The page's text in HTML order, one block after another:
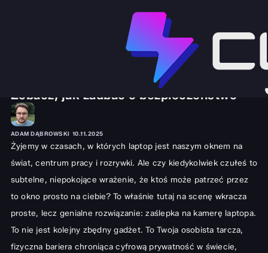
Jaka zaślepka na kamerę laptopa?
Zobacz, jak zadbać o bezpieczeństwo
ADAM DĄBROWSKI 10.11.2025
Żyjemy w czasach, w których laptop jest naszym oknem na
świat, centrum pracy i rozrywki. Ale czy kiedykolwiek czułeś to
subtelne, niepokojące wrażenie, że ktoś może patrzeć przez
to okno prosto na ciebie? To właśnie tutaj na scenę wkracza
proste, lecz genialne rozwiązanie: zaślepka na kamerę laptopa.
To nie jest kolejny zbędny gadżet. To Twoja osobista tarcza,
fizyczna bariera chroniąca cyfrową prywatność w świecie,